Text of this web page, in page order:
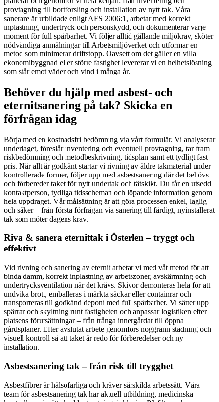
provtagning till bortforsling och installation av nytt tak. Våra
sanerare är utbildade enligt AFS 2006:1, arbetar med korrekt
inplastning, undertryck och personskydd, och dokumenterar varje
moment för full spårbarhet. Vi följer alltid gällande miljökrav, sköter
nödvändiga anmälningar till Arbetsmiljöverket och utformar en
metod som minimerar driftstopp. Oavsett om det gäller en villa,
ekonomibyggnad eller större fastighet levererar vi en helhetslösning
som står emot väder och vind i många år.
Behöver du hjälp med asbest- och
eternitsanering på tak? Skicka en
förfrågan idag
Börja med en kostnadsfri bedömning via vårt formulär. Vi analyserar
underlaget, föreslår inventering och eventuell provtagning, tar fram
riskbedömning och metodbeskrivning, tidsplan samt ett tydligt fast
pris. När allt är godkänt startar vi rivning av äldre takmaterial under
kontrollerade former, följer upp med asbestsanering där det behövs
och förbereder taket för nytt undertak och tätskikt. Du får en utsedd
kontaktperson, tydliga tidsscheman och löpande information genom
hela uppdraget. Vår målsättning är att göra processen enkel, laglig
och säker – från första förfrågan via sanering till färdigt, nyinstallerat
tak som möter dagens krav.
Riva & sanera eternittak i Österlen – tryggt och
effektivt
Vid rivning och sanering av eternit arbetar vi med våt metod för att
binda damm, korrekt inplastning av arbetszoner, avskärmning och
undertrycksventilation när det krävs. Skivor demonteras hela för att
undvika brott, emballeras i märkta säckar eller containrar och
transporteras till godkänd deponi med full spårbarhet. Vi sätter upp
spärrar och skyltning runt fastigheten och anpassar logistiken efter
platsens förutsättningar – från trånga innergårdar till öppna
gårdsplaner. Efter avslutat arbete genomförs noggrann städning och
visuell kontroll så att taket är redo för förberedelser och ny
installation.
Asbestsanering tak – från risk till trygghet
Asbestfibrer är hälsofarliga och kräver särskilda arbetssätt. Våra
team för asbestsanering tak har aktuell utbildning, medicinska